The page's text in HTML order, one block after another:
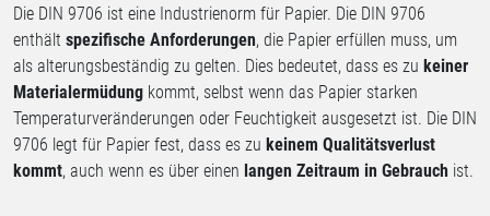
Die DIN 9706 ist eine Industrienorm für Papier. Die DIN 9706
enthält spezifische Anforderungen, die Papier erfüllen muss, um
als alterungsbeständig zu gelten. Dies bedeutet, dass es zu keiner
Materialermüdung kommt, selbst wenn das Papier starken
Temperaturveränderungen oder Feuchtigkeit ausgesetzt ist. Die DIN
9706 legt für Papier fest, dass es zu keinem Qualitätsverlust
kommt, auch wenn es über einen langen Zeitraum in Gebrauch ist.